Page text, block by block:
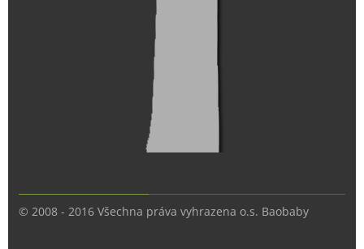
© 2008 - 2016 Všechna práva vyhrazena o.s. Baobaby